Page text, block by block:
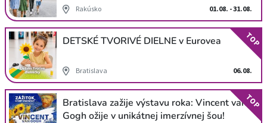
Rakúsko 01.08. - 31.08.
DETSKÉ TVORIVÉ DIELNE v Eurovea
Bratislava 06.08.
TOP
Bratislava zažije výstavu roka: Vincent van
Gogh ožije v unikátnej imerzívnej šou!
TOP